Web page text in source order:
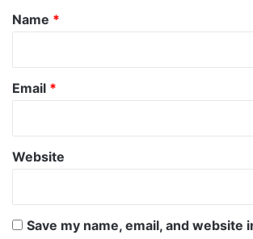
*
Name *
Email *
Website
Save my name, email, and website